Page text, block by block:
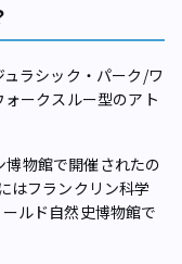
ラシック・パーク/ワ
ークスルー型のアト
物館で開催されたの
はフランクリン科学
ルド自然史博物館で